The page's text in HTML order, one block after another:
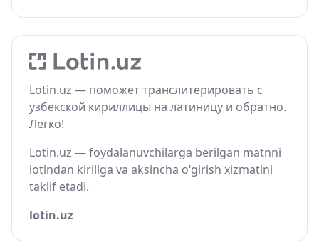
Lotin.uz — поможет транслитерировать с
узбекской кириллицы на латиницу и обратно.
Легко!
Lotin.uz — foydalanuvchilarga berilgan matnni
lotindan kirillga va aksincha o‘girish xizmatini
taklif etadi.
lotin.uz